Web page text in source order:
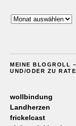
Archiv
MEINE BLOGROLL
UND/ODER ZU
wollbindung
Landherzen
frickelcast